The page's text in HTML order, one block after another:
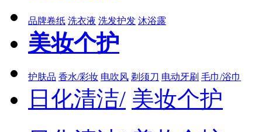
品牌卷纸 洗衣液 洗发护发 沐浴露
美妆个护
护肤品 香水/彩妆 电吹风 剃须刀 电动牙刷 毛巾/浴巾
日化清洁/ 美妆个护